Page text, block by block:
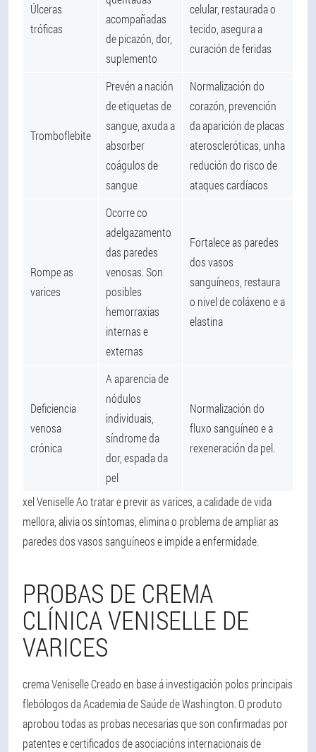
Úlceras
tróficas
acompañadas
de picazón, dor,
suplemento
celular, restaurada o
tecido, asegura a
curación de feridas
Tromboflebite
Prevén a nación
de etiquetas de
sangue, axuda a
absorber
coágulos de
sangue
Normalización do
corazón, prevención
da aparición de placas
ateroscleróticas, unha
redución do risco de
ataques cardíacos
Rompe as
varices
Ocorre co
adelgazamento
das paredes
venosas. Son
posibles
hemorraxias
internas e
externas
Fortalece as paredes
dos vasos
sanguíneos, restaura
o nivel de coláxeno e a
elastina
Deficiencia
venosa
crónica
A aparencia de
nódulos
individuais,
síndrome da
dor, espada da
pel
Normalización do
fluxo sanguíneo e a
rexeneración da pel.
xel Veniselle Ao tratar e previr as varices, a calidade de vida
mellora, alivia os síntomas, elimina o problema de ampliar as
paredes dos vasos sanguíneos e impide a enfermidade.
PROBAS DE CREMA
CLÍNICA VENISELLE DE
VARICES
crema Veniselle Creado en base á investigación polos principais
flebólogos da Academia de Saúde de Washington. O produto
aprobou todas as probas necesarias que son confirmadas por
patentes e certificados de asociacións internacionais de